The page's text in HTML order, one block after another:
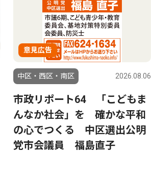
意見広告
中区・西区・南区 2026.08.06
市政リポート64 「こどもま
んなか社会」を 確かな平和
の心でつくる 中区選出公明
党市会議員 福島直子